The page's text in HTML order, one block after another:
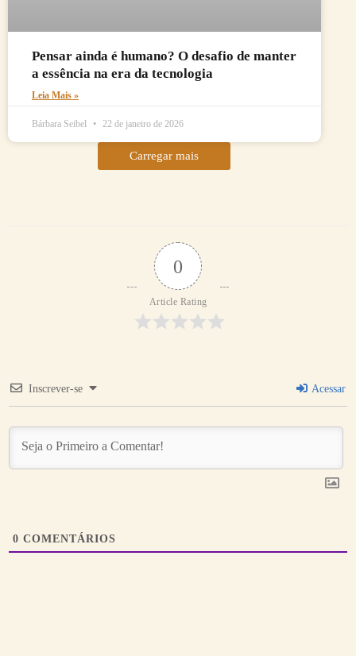
Pensar ainda é humano? O desafio de manter
a essência na era da tecnologia
Leia Mais »
Bárbara Seibel 22 de janeiro de 2026
Carregar mais
0
Article Rating
Inscrever-se Acessar
0 COMENTÁRIOS